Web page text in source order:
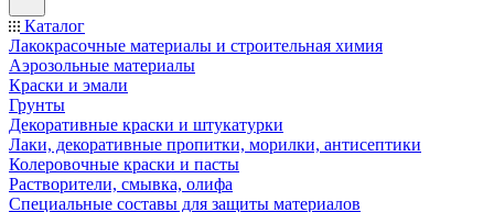
Каталог
Лакокрасочные материалы и строительная химия
Аэрозольные материалы
Краски и эмали
Грунты
Декоративные краски и штукатурки
Лаки, декоративные пропитки, морилки, антисептики
Колеровочные краски и пасты
Растворители, смывка, олифа
Специальные составы для защиты материалов